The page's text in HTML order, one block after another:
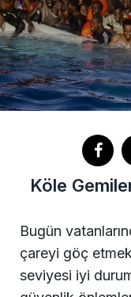
Köle
Bugün
çareyi göç
seviyesi iyi